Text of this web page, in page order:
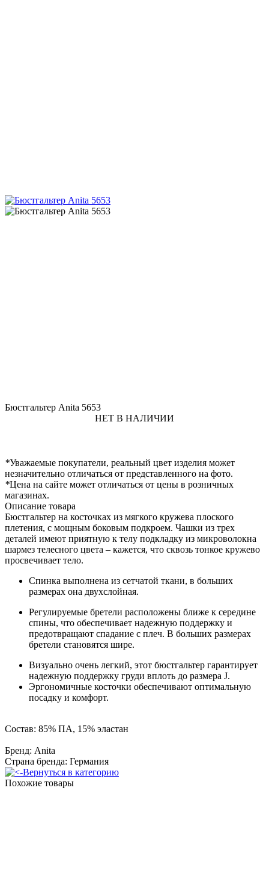
Бюстгальтер Anita 5653
НЕТ В НАЛИЧИИ
*Уважаемые покупатели, реальный цвет изделия может
незначительно отличаться от представленного на фото.
*Цена на сайте может отличаться от цены в розничных
магазинах.
Описание товара
Бюстгальтер на косточках из мягкого кружева плоского
плетения, с мощным боковым подкроем. Чашки из трех
деталей имеют приятную к телу подкладку из микроволокна
шармез телесного цвета – кажется, что сквозь тонкое кружево
просвечивает тело.
Спинка выполнена из сетчатой ткани, в больших
размерах она двухслойная.
Регулируемые бретели расположены ближе к середине
спины, что обеспечивает надежную поддержку и
предотвращают спадание с плеч. В больших размерах
бретели становятся шире.
Визуально очень легкий, этот бюстгальтер гарантирует
надежную поддержку груди вплоть до размера J.
Эргономичные косточки обеспечивают оптимальную
посадку и комфорт.
Состав: 85% ПА, 15% эластан
Бренд: Anita
Страна бренда: Германия
Вернуться в категорию
Похожие товары